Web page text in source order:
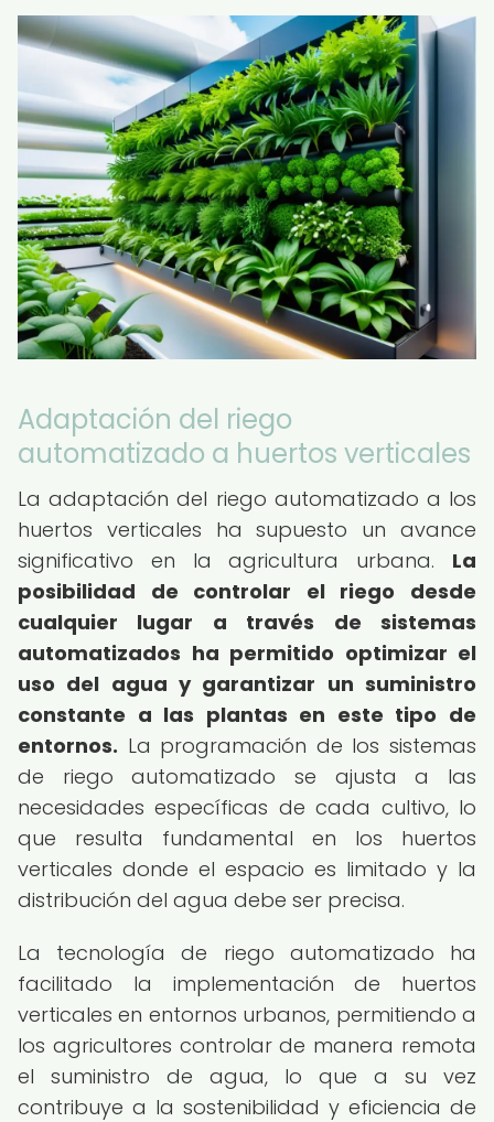
Adaptación del riego
automatizado a huertos verticales
La adaptación del riego automatizado a los
huertos verticales ha supuesto un avance
significativo en la agricultura urbana. La
posibilidad de controlar el riego desde
cualquier lugar a través de sistemas
automatizados ha permitido optimizar el
uso del agua y garantizar un suministro
constante a las plantas en este tipo de
entornos. La programación de los sistemas
de riego automatizado se ajusta a las
necesidades específicas de cada cultivo, lo
que resulta fundamental en los huertos
verticales donde el espacio es limitado y la
distribución del agua debe ser precisa.
La tecnología de riego automatizado ha
facilitado la implementación de huertos
verticales en entornos urbanos, permitiendo a
los agricultores controlar de manera remota
el suministro de agua, lo que a su vez
contribuye a la sostenibilidad y eficiencia de